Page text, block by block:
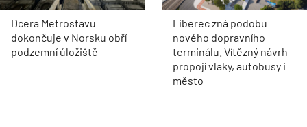
Dcera Metrostavu
dokončuje v Norsku obří
podzemní úložiště
Liberec zná podobu
nového dopravního
terminálu. Vítězný návrh
propojí vlaky, autobusy i
město